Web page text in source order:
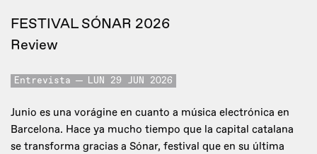
FESTIVAL SÓNAR 2026
Review
Entrevista LUN 29 JUN 2026
Junio es una vorágine en cuanto a música electrónica en
Barcelona. Hace ya mucho tiempo que la capital catalana
se transforma gracias a Sónar, festival que en su última